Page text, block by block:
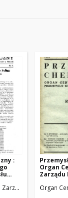
:
Przemysłu
Organ
Zarządu
R. 1 Nr 2
Organ